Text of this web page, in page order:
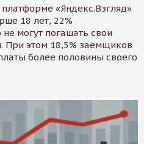
«Яндекс.Взгляд»
18 лет, 22%
могут погашать свои
При этом 18,5% заемщиков
более половины своего